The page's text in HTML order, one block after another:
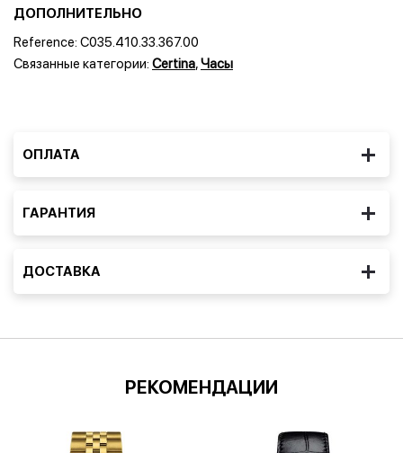
ДОПОЛНИТЕЛЬНО
Reference: C035.410.33.367.00
Связанные категории: Certina,Часы
ОПЛАТА
ГАРАНТИЯ
ДОСТАВКА
РЕКОМЕНДАЦИИ